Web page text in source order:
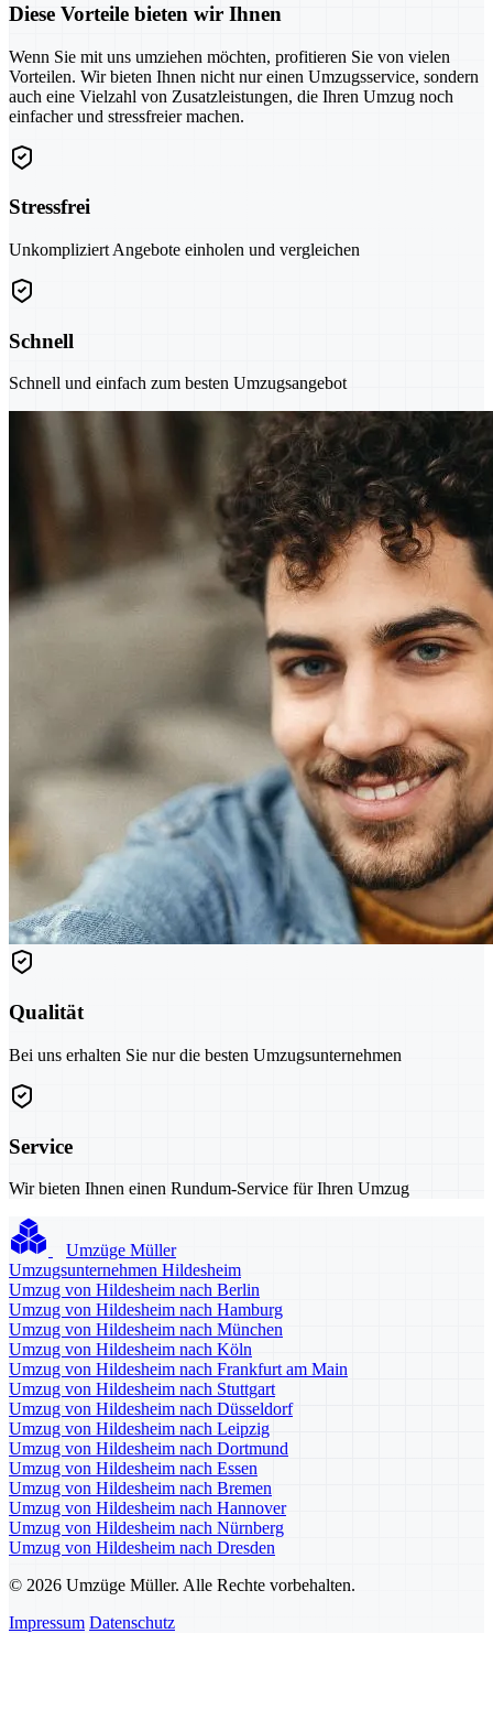
Diese Vorteile bieten wir Ihnen
Wenn Sie mit uns umziehen möchten, profitieren Sie von vielen
Vorteilen. Wir bieten Ihnen nicht nur einen Umzugsservice, sondern
auch eine Vielzahl von Zusatzleistungen, die Ihren Umzug noch
einfacher und stressfreier machen.
Stressfrei
Unkompliziert Angebote einholen und vergleichen
Schnell
Schnell und einfach zum besten Umzugsangebot
Qualität
Bei uns erhalten Sie nur die besten Umzugsunternehmen
Service
Wir bieten Ihnen einen Rundum-Service für Ihren Umzug
Umzüge Müller
Umzugsunternehmen Hildesheim
Umzug von Hildesheim nach Berlin
Umzug von Hildesheim nach Hamburg
Umzug von Hildesheim nach München
Umzug von Hildesheim nach Köln
Umzug von Hildesheim nach Frankfurt am Main
Umzug von Hildesheim nach Stuttgart
Umzug von Hildesheim nach Düsseldorf
Umzug von Hildesheim nach Leipzig
Umzug von Hildesheim nach Dortmund
Umzug von Hildesheim nach Essen
Umzug von Hildesheim nach Bremen
Umzug von Hildesheim nach Hannover
Umzug von Hildesheim nach Nürnberg
Umzug von Hildesheim nach Dresden
© 2026 Umzüge Müller. Alle Rechte vorbehalten.
Impressum Datenschutz